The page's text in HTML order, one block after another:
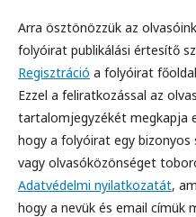
Arra ösztönözzük az
folyóirat publikálási értesítő
Regisztráció a folyóirat
Ezzel a feliratkozással az
tartalomjegyzékét megkapja
hogy a folyóirat egy
vagy olvasóközönséget
Adatvédelmi nyilatkozatát,
hogy a nevük és email címük